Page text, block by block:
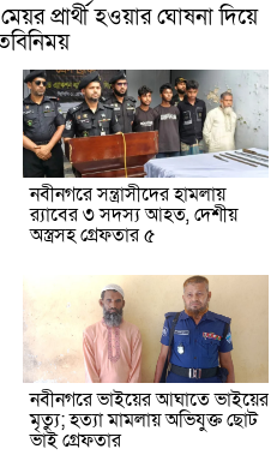
প্রার্থী হওয়ার ঘোষনা দিয়ে
নবীনগরে সন্ত্রাসীদের হামলায়
র‍্যাবের ৩ সদস্য আহত, দেশীয়
অস্ত্রসহ গ্রেফতার ৫
নবীনগরে ভাইয়ের আঘাতে ভাইয়ের
মৃত্যু; হত্যা মামলায় অভিযুক্ত ছোট
ভাই গ্রেফতার